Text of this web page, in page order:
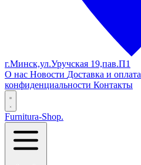
г.Минск,ул.Уручская 19,пав.П1
О нас Новости Доставка и оплата
конфиденциальности Контакты
Furnitura-Shop.